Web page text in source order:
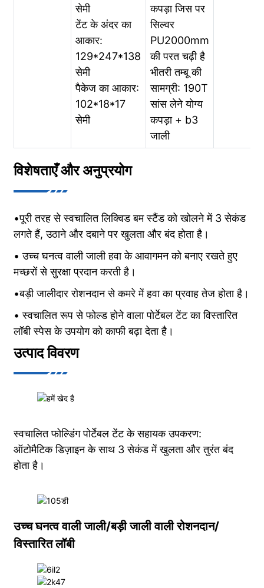
सेमी
टेंट के अंदर का
आकार:
129*247*138
सेमी
पैकेज का आकार:
102*18*17
सेमी
कपड़ा जिस पर
सिल्वर
PU2000mm
की परत चढ़ी है
भीतरी तम्बू की
सामग्री: 190T
सांस लेने योग्य
कपड़ा + b3
जाली
विशेषताएँ और अनुप्रयोग
•पूरी तरह से स्वचालित लिक्विड बम स्टैंड को खोलने में 3 सेकंड
लगते हैं, उठाने और दबाने पर खुलता और बंद होता है।
• उच्च घनत्व वाली जाली हवा के आवागमन को बनाए रखते हुए
मच्छरों से सुरक्षा प्रदान करती है।
•बड़ी जालीदार रोशनदान से कमरे में हवा का प्रवाह तेज होता है।
• स्वचालित रूप से फोल्ड होने वाला पोर्टेबल टेंट का विस्तारित
लॉबी स्पेस के उपयोग को काफी बढ़ा देता है।
उत्पाद विवरण
स्वचालित फोल्डिंग पोर्टेबल टेंट के सहायक उपकरण:
ऑटोमैटिक डिज़ाइन के साथ 3 सेकंड में खुलता और तुरंत बंद
होता है।
उच्च घनत्व वाली जाली/बड़ी जाली वाली रोशनदान/
विस्तारित लॉबी